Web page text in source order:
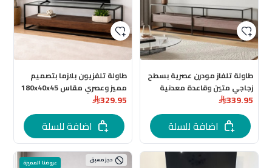
طاولة تلفاز مودرن عصرية بسطح
زجاجي متين وقاعدة معدنية
160سم
339.95
اضافة للسلة
طاولة تلفزيون بلازما بتصميم
مميز وعصري مقاس 180x40x45
329.95
اضافة للسلة
عروضنا المميزة حجز مسبق